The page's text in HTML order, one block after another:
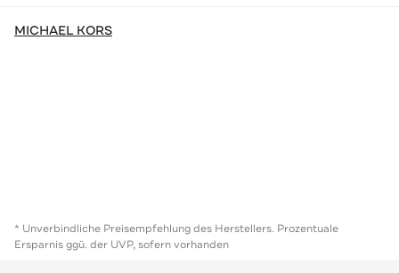
MICHAEL KORS
* Unverbindliche Preisempfehlung des Herstellers. Prozentuale
Ersparnis ggü. der UVP, sofern vorhanden